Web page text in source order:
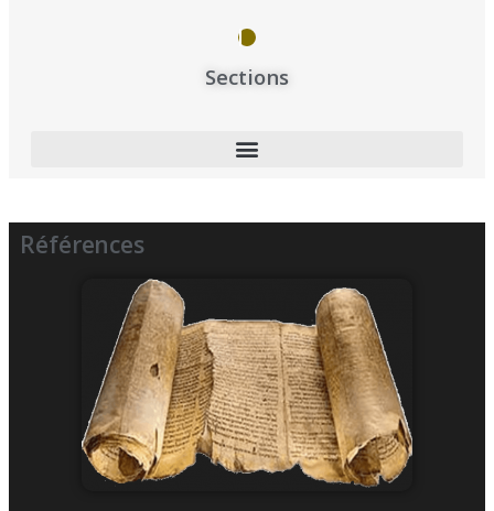
Sections
Références